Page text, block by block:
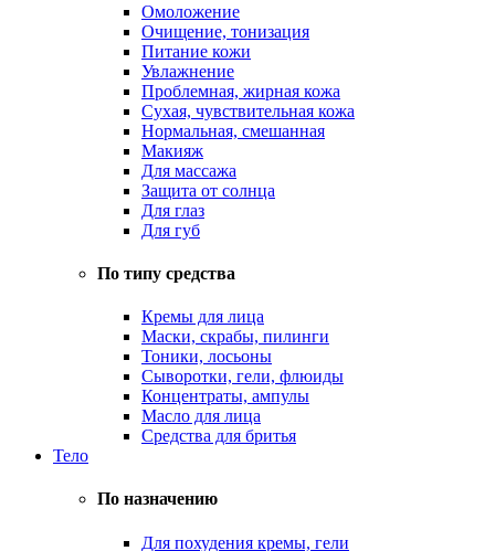
Омоложение
Очищение, тонизация
Питание кожи
Увлажнение
Проблемная, жирная кожа
Сухая, чувствительная кожа
Нормальная, смешанная
Макияж
Для массажа
Защита от солнца
Для глаз
Для губ
По типу средства
Кремы для лица
Маски, скрабы, пилинги
Тоники, лосьоны
Сыворотки, гели, флюиды
Концентраты, ампулы
Масло для лица
Средства для бритья
Тело
По назначению
Для похудения кремы, гели